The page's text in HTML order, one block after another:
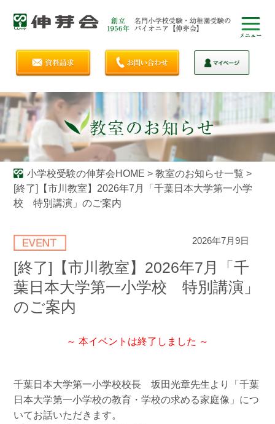
小学校受験の伸芽会HOME > 教室のお知らせ一覧 >
[終了]【市川教室】2026年7月「千葉日本大学第一小学
校 特別講演」のご案内
2026年7月9日
[終了]【市川教室】2026年7月「千
葉日本大学第一小学校 特別講演」
のご案内
～ 本イベントは終了しました ～
千葉日本大学第一小学校校長 坂田光章先生より「千葉
日本大学第一小学校の教育・学校の求める家庭像」につ
いてお話いただきます。